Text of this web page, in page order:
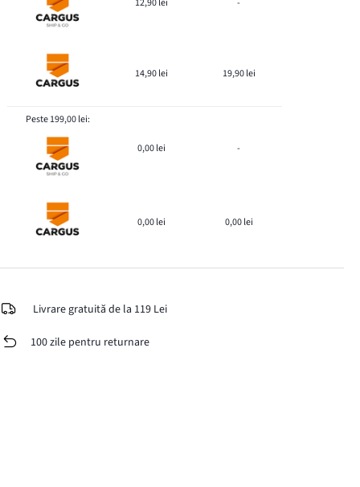
14,90 lei 19,90 lei
Peste 199,00 lei:
0,00 lei -
0,00 lei 0,00 lei
Livrare gratuită de la 119 Lei
100 zile pentru returnare